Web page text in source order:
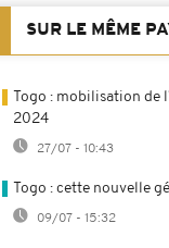
SUR LE MÊME
Togo : mobilisation
2024
27/07 - 10:43
Togo : cette nouvelle
09/07 - 15:32